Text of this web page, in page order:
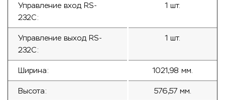
Управление вход RS-
232С:
1 шт.
Управление выход RS-
232С:
1 шт.
Ширина: 1021,98 мм.
Высота: 576,57 мм.